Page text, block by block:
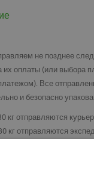
не позднее
их оплаты (или выбора
Все
и безопасно
кг отправляются
кг отправляются